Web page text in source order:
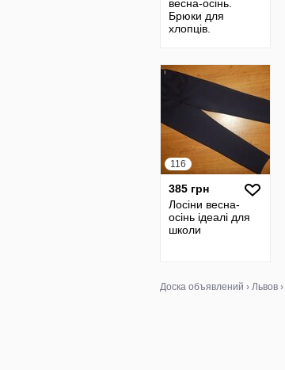
весна-осінь.
Брюки для
хлопців.
116
385 грн
Лосіни весна-
осінь ідеалі для
школи
Доска объявлений › Львов ›